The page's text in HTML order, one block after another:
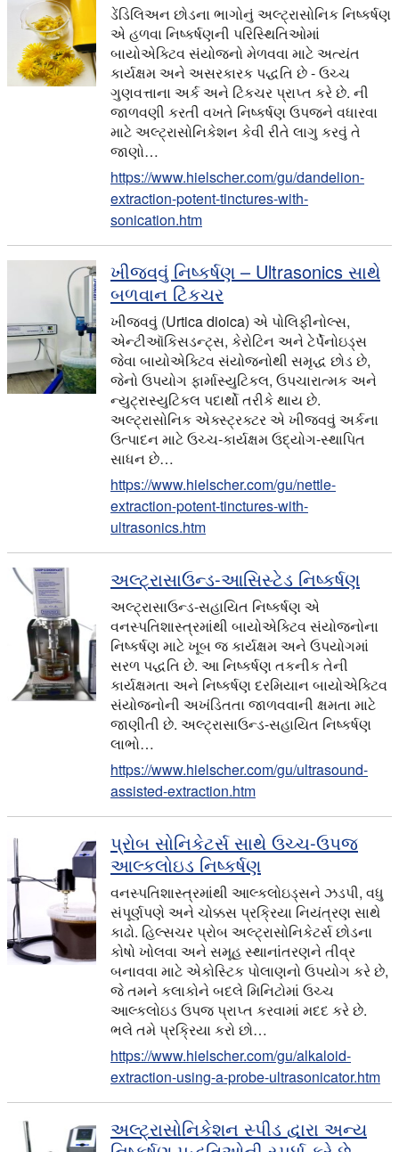
ડેંડિલિઅન છોડના ભાગોનું અલ્ટ્રાસોનિક નિષ્કર્ષણ
એ હળવા નિષ્કર્ષણની પરિસ્થિતિઓમાં
બાયોએક્ટિવ સંયોજનો મેળવવા માટે અત્યંત
કાર્યક્ષમ અને અસરકારક પદ્ધતિ છે - ઉચ્ચ
ગુણવત્તાના અર્ક અને ટિંકચર પ્રાપ્ત કરે છે. ની
જાળવણી કરતી વખતે નિષ્કર્ષણ ઉપજને વધારવા
માટે અલ્ટ્રાસોનિકેશન કેવી રીતે લાગુ કરવું તે
જાણો…
https://www.hielscher.com/gu/dandelion-
extraction-potent-tinctures-with-
sonication.htm
ખીજવવું નિષ્કર્ષણ – Ultrasonics સાથે
બળવાન ટિંકચર
ખીજવવું (Urtica dioica) એ પોલિફીનોલ્સ,
એન્ટીઑકિસડન્ટ્સ, કેરોટિન અને ટેર્પેનોઇડ્સ
જેવા બાયોએક્ટિવ સંયોજનોથી સમૃદ્ધ છોડ છે,
જેનો ઉપયોગ ફાર્માસ્યુટિકલ, ઉપચારાત્મક અને
ન્યુટ્રાસ્યુટિકલ પદાર્થો તરીકે થાય છે.
અલ્ટ્રાસોનિક એક્સ્ટ્રક્ટર એ ખીજવવું અર્કના
ઉત્પાદન માટે ઉચ્ચ-કાર્યક્ષમ ઉદ્યોગ-સ્થાપિત
સાધન છે…
https://www.hielscher.com/gu/nettle-
extraction-potent-tinctures-with-
ultrasonics.htm
અલ્ટ્રાસાઉન્ડ-આસિસ્ટેડ નિષ્કર્ષણ
અલ્ટ્રાસાઉન્ડ-સહાયિત નિષ્કર્ષણ એ
વનસ્પતિશાસ્ત્રમાંથી બાયોએક્ટિવ સંયોજનોના
નિષ્કર્ષણ માટે ખૂબ જ કાર્યક્ષમ અને ઉપયોગમાં
સરળ પદ્ધતિ છે. આ નિષ્કર્ષણ તકનીક તેની
કાર્યક્ષમતા અને નિષ્કર્ષણ દરમિયાન બાયોએક્ટિવ
સંયોજનોની અખંડિતતા જાળવવાની ક્ષમતા માટે
જાણીતી છે. અલ્ટ્રાસાઉન્ડ-સહાયિત નિષ્કર્ષણ
લાભો…
https://www.hielscher.com/gu/ultrasound-
assisted-extraction.htm
પ્રોબ સોનિકેટર્સ સાથે ઉચ્ચ-ઉપજ
આલ્કલોઇડ નિષ્કર્ષણ
વનસ્પતિશાસ્ત્રમાંથી આલ્કલોઇડ્સને ઝડપી, વધુ
સંપૂર્ણપણે અને ચોક્કસ પ્રક્રિયા નિયંત્રણ સાથે
કાઢો. હિલ્સચર પ્રોબ અલ્ટ્રાસોનિકેટર્સ છોડના
કોષો ખોલવા અને સમૂહ સ્થાનાંતરણને તીવ્ર
બનાવવા માટે એકોસ્ટિક પોલાણનો ઉપયોગ કરે છે,
જે તમને કલાકોને બદલે મિનિટોમાં ઉચ્ચ
આલ્કલોઇડ ઉપજ પ્રાપ્ત કરવામાં મદદ કરે છે.
ભલે તમે પ્રક્રિયા કરો છો…
https://www.hielscher.com/gu/alkaloid-
extraction-using-a-probe-ultrasonicator.htm
અલ્ટ્રાસોનિકેશન સ્પીડ દ્વારા અન્ય